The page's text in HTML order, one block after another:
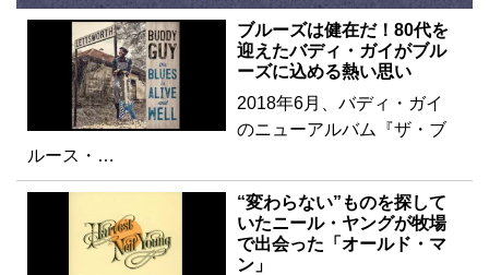
ブルーズは健在だ！80代を
迎えたバディ・ガイがブル
ーズに込める熱い思い
2018年6月、バディ・ガイ
のニューアルバム『ザ・ブ
ルース・…
“変わらない”ものを探して
いたニール・ヤングが牧場
で出会った「オールド・マ
ン」